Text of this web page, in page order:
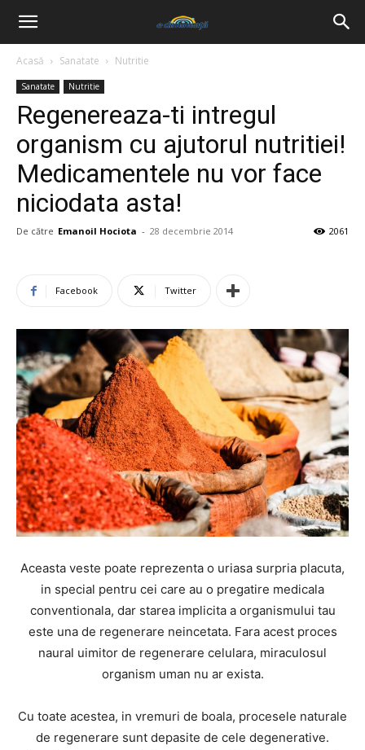
Acasă Sanatate Nutritie
Sanatate Nutritie
Regenereaza-ti intregul
organism cu ajutorul nutritiei!
Medicamentele nu vor face
niciodata asta!
De către Emanoil Hociota - 28 decembrie 2014 2061
Facebook Twitter
Aceasta veste poate reprezenta o uriasa surpria placuta,
in special pentru cei care au o pregatire medicala
conventionala, dar starea implicita a organismului tau
este una de regenerare neincetata. Fara acest proces
naural uimitor de regenerare celulara, miraculosul
organism uman nu ar exista.
Cu toate acestea, in vremuri de boala, procesele naturale
de regenerare sunt depasite de cele degenerative.